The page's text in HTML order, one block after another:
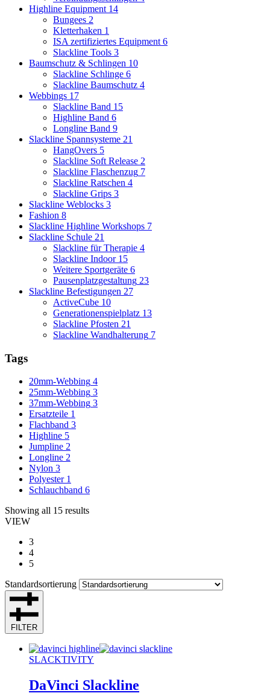
Highline Equipment 14
Bungees 2
Kletterhaken 1
ISA zertifiziertes Equipment 6
Slackline Tools 3
Baumschutz & Schlingen 10
Slackline Schlinge 6
Slackline Baumschutz 4
Webbings 17
Slackline Band 15
Highline Band 6
Longline Band 9
Slackline Spannsysteme 21
HangOvers 5
Slackline Soft Release 2
Slackline Flaschenzug 7
Slackline Ratschen 4
Slackline Grips 3
Slackline Weblocks 3
Fashion 8
Slackline Highline Workshops 7
Slackline Schule 21
Slackline für Therapie 4
Slackline Indoor 15
Weitere Sportgeräte 6
Pausenplatzgestaltung 23
Slackline Befestigungen 27
ActiveCube 10
Generationenspielplatz 13
Slackline Pfosten 21
Slackline Wandhalterung 7
Tags
20mm-Webbing 4
25mm-Webbing 3
37mm-Webbing 3
Ersatzteile 1
Flachband 3
Highline 5
Jumpline 2
Longline 2
Nylon 3
Polyester 1
Schlauchband 6
Showing all 15 results
VIEW
3
4
5
Standardsortierung
FILTER
SLACKTIVITY
DaVinci Slackline